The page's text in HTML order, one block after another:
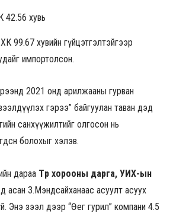
42.56 хувь
99.67 хувийн гүйцэтгэлтэйгээр
импортолсон.
2021 онд арилжааны гурван
гэрээ” байгуулан таван дэд
санхүүжилтийг олгосон нь
болохыг хэлэв.
дараа Түр хорооны дарга, УИХ-ын
асан З.Мэндсайханаас асуулт асуух
Энэ зээл дээр “Өег гурил” компани 4.5